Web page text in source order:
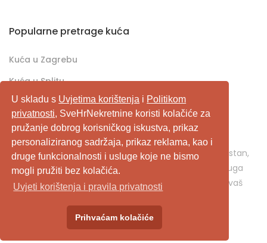
U skladu s Uvjetima korištenja i Politikom
privatnosti, SveHrNekretnine koristi kolačiće za
pružanje dobrog korisničkog iskustva, prikaz
personaliziranog sadržaja, prikaz reklama, kao i
druge funkcionalnosti i usluge koje ne bismo
mogli pružiti bez kolačića.
Uvjeti korištenja i pravila privatnosti
Prihvaćam kolačiće
Popularne pretrage kuća
Kuća u Zagrebu
Kuća u Splitu
Kuća u Rijeci
SveHrNekretnine.com predstavlja sveobuhvatan
pretraživač/oglašivač nekretnina. Ukoliko je u pitanju stan,
kuća, vikendica, zemljište, poslovni prostor, ili neka druga
nekretnina, svehrnekretnine.com je pravo mjesto za vaš